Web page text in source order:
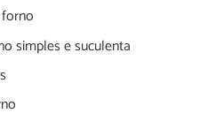
simples e suculenta